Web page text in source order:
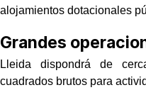
alojamientos dotacionales
Grandes
Lleida dispondrá de
cuadrados brutos para